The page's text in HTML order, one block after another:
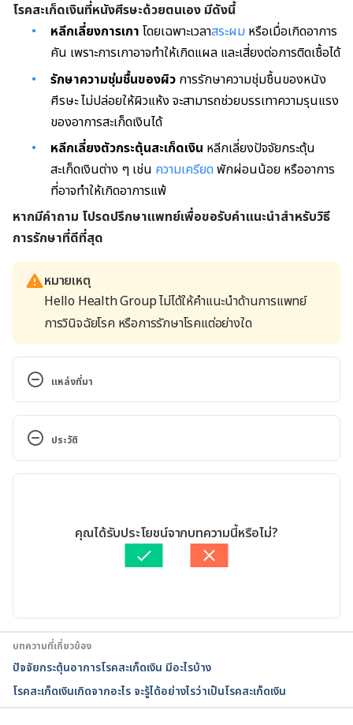
โรคสะเก็ดเงินที่หนังศีรษะด้วยตนเอง มีดังนี้
หลีกเลี่ยงการเกา โดยเฉพาะเวลาสระผม หรือเมื่อเกิดอาการ
คัน เพราะการเกาอาจทำให้เกิดแผล และเสี่ยงต่อการติดเชื้อได้
รักษาความชุ่มชื้นของผิว การรักษาความชุ่มชื้นของหนัง
ศีรษะ ไม่ปล่อยให้ผิวแห้ง จะสามารถช่วยบรรเทาความรุนแรง
ของอาการสะเก็ดเงินได้
หลีกเลี่ยงตัวกระตุ้นสะเก็ดเงิน หลีกเลี่ยงปัจจัยกระตุ้น
สะเก็ดเงินต่าง ๆ เช่น ความเครียด พักผ่อนน้อย หรืออาการ
ที่อาจทำให้เกิดอาการแพ้
หากมีคำถาม โปรดปรึกษาแพทย์เพื่อขอรับคำแนะนำสำหรับวิธี
การรักษาที่ดีที่สุด
หมายเหตุ
Hello Health Group ไม่ได้ให้คำแนะนำด้านการแพทย์
การวินิจฉัยโรค หรือการรักษาโรคแต่อย่างใด
แหล่งที่มา
What to know about scalp psoriasis.
https://www.medicalnewstoday.com/articles/31473
1. Accessed 28 April, 2022.
psoriasis. Accessed 28 April, 2022.
SCALP PSORIASIS: SYMPTOMS.
April, 2022.
Scalp Psoriasis. https://www.psoriasis.org/scalp/.
Accessed 28 April, 2022.
Scalp psoriasis.
ประวัติ
เขียนโดย พลอย วงษ์วิไล
ตรวจสอบความถูกต้องของข้อมูลโดยDuangkamon Junnet
Duangkamon Junnet
คุณได้รับประโยชน์จากบทความนี้หรือไม่?
บทความที่เกี่ยวข้อง
ปัจจัยกระตุ้นอาการโรคสะเก็ดเงิน มีอะไรบ้าง
โรคสะเก็ดเงินเกิดจากอะไร จะรู้ได้อย่างไรว่าเป็นโรคสะเก็ดเงิน